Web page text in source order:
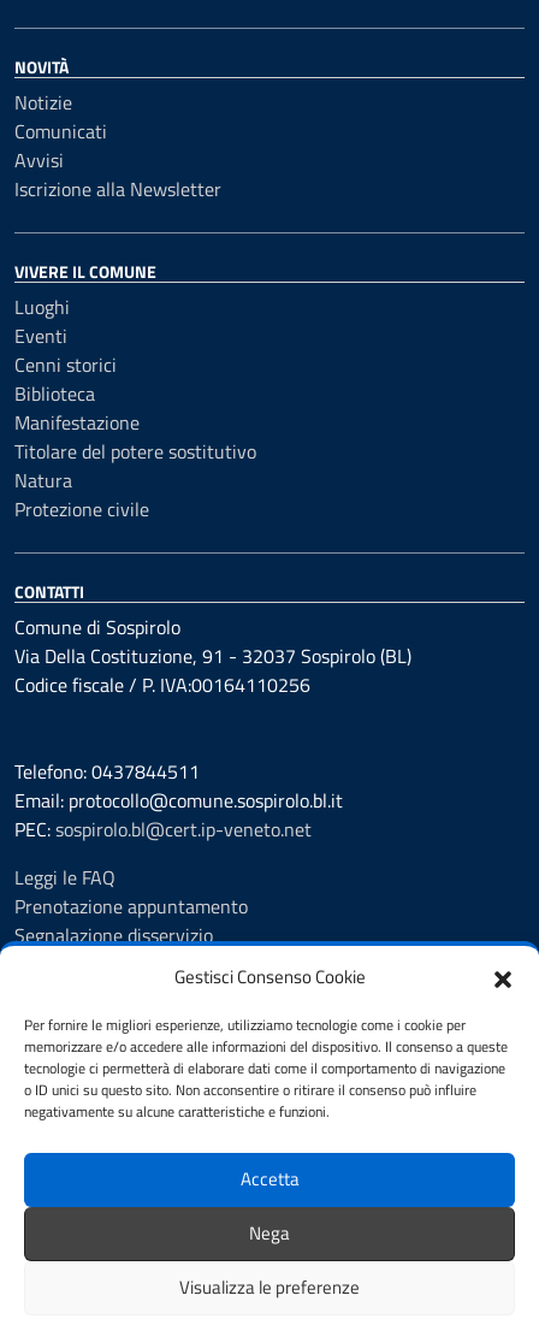
Gestisci Consenso Cookie
Per fornire le migliori esperienze, utilizziamo tecnologie come i cookie per
memorizzare e/o accedere alle informazioni del dispositivo. Il consenso a queste
tecnologie ci permetterà di elaborare dati come il comportamento di navigazione
o ID unici su questo sito. Non acconsentire o ritirare il consenso può influire
negativamente su alcune caratteristiche e funzioni.
Accetta
Nega
Visualizza le preferenze
NOVITÀ
Notizie
Comunicati
Avvisi
Iscrizione alla Newsletter
VIVERE IL COMUNE
Luoghi
Eventi
Cenni storici
Biblioteca
Manifestazione
Titolare del potere sostitutivo
Natura
Protezione civile
CONTATTI
Comune di Sospirolo
Via Della Costituzione, 91 - 32037 Sospirolo (BL)
Codice fiscale / P. IVA:00164110256
Telefono: 0437844511
Email: protocollo@comune.sospirolo.bl.it
PEC:sospirolo.bl@cert.ip-veneto.net
Leggi le FAQ
Prenotazione appuntamento
Segnalazione disservizio
Richiesta assistenza
MyPA - Portale Cittadino Veneto
Richiesta di patrocinio comunale Sospirolo
Amministrazione trasparente
Albo Pretorio
Cookie Policy
Dichiarazione di accessibilità
Obiettivi di accessibilità
Feedback